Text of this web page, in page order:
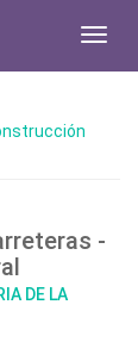
-
DE LA